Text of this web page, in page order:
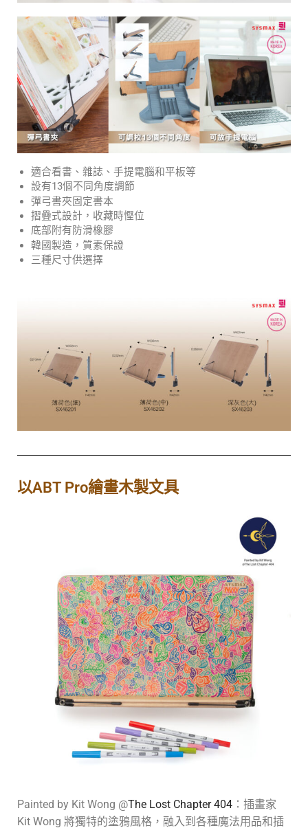
適合看書、雜誌、手提電腦和平板等
設有13個不同角度調節
彈弓書夾固定書本
摺疊式設計，收藏時慳位
底部附有防滑橡膠
韓國製造，質素保證
三種尺寸供選擇
以ABT Pro繪畫木製文具
Painted by Kit Wong @The Lost Chapter 404 ：插畫家
Kit Wong 將獨特的塗鴉風格，融入到各種魔法用品和插